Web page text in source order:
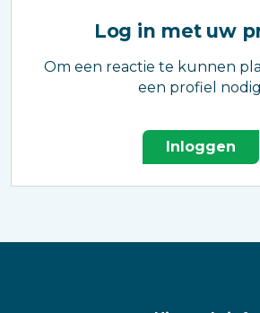
Log in met uw
Om een reactie te kunnen
een profiel
Inloggen